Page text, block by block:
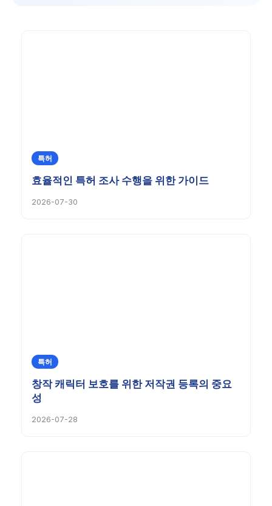
특허
효율적인 특허 조사 수행을 위한 가이드
2026-07-30
특허
창작 캐릭터 보호를 위한 저작권 등록의 중요
성
2026-07-28